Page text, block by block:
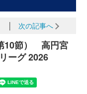
次の記事へ
10節） 高円宮
ーグ 2026